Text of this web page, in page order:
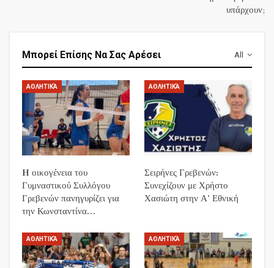
υπάρχουν;
All
Μπορεί Επίσης Να Σας Αρέσει
ΑΘΛΗΤΙΚΆ
H οικογένεια του
Γυμναστικού Συλλόγου
Γρεβενών πανηγυρίζει για
την Κωνσταντίνα…
ΑΘΛΗΤΙΚΆ
Σειρήνες Γρεβενών:
Συνεχίζουν με Χρήστο
Χασιώτη στην Α’ Εθνική
ΑΘΛΗΤΙΚΆ ΑΘΛΗΤΙΚΆ